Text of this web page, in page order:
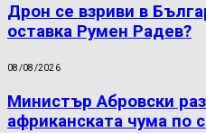
Дрон се взриви в
оставка Румен Радев?
08/08/2026
Министър Абровски
африканската чума по